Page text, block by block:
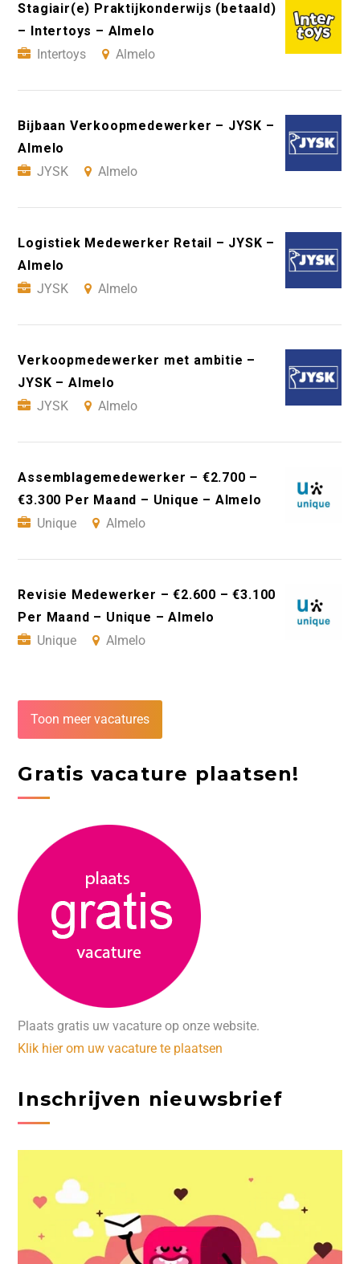
Stagiair(e) Praktijkonderwijs (betaald)
– Intertoys – Almelo
Intertoys
Almelo
Bijbaan Verkoopmedewerker – JYSK –
Almelo
JYSK
Almelo
Logistiek Medewerker Retail – JYSK –
Almelo
JYSK
Almelo
Verkoopmedewerker met ambitie –
JYSK – Almelo
JYSK
Almelo
Assemblagemedewerker – €2.700 –
€3.300 Per Maand – Unique – Almelo
Unique
Almelo
Revisie Medewerker – €2.600 – €3.100
Per Maand – Unique – Almelo
Unique
Almelo
Toon meer vacatures
Gratis vacature plaatsen!
Plaats gratis uw vacature op onze website.
Klik hier om uw vacature te plaatsen
Inschrijven nieuwsbrief